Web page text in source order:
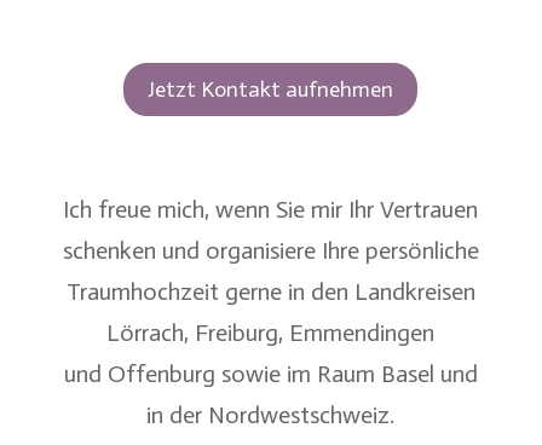
Jetzt Kontakt aufnehmen
Ich freue mich, wenn Sie mir Ihr Vertrauen
schenken und organisiere Ihre persönliche
Traumhochzeit gerne in den Landkreisen
Lörrach, Freiburg, Emmendingen
und Offenburg sowie im Raum Basel und
in der Nordwestschweiz.